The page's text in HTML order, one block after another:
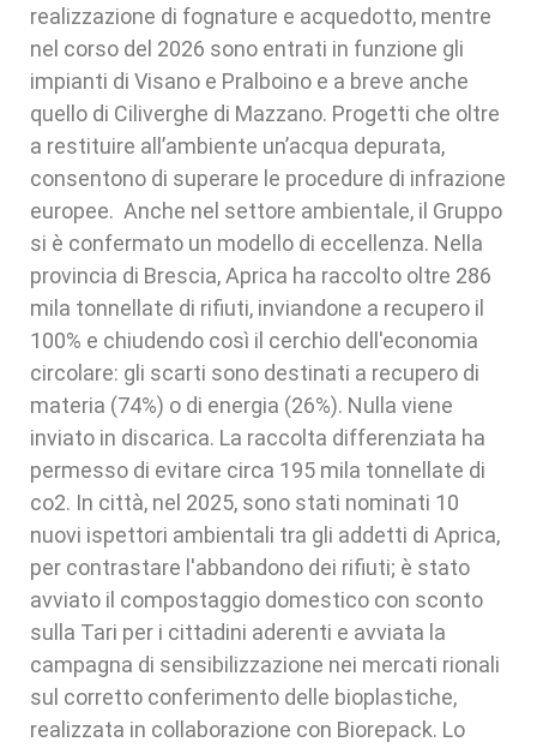
realizzazione di fognature e acquedotto, mentre
nel corso del 2026 sono entrati in funzione gli
impianti di Visano e Pralboino e a breve anche
quello di Ciliverghe di Mazzano. Progetti che oltre
a restituire all’ambiente un’acqua depurata,
consentono di superare le procedure di infrazione
europee. Anche nel settore ambientale, il Gruppo
si è confermato un modello di eccellenza. Nella
provincia di Brescia, Aprica ha raccolto oltre 286
mila tonnellate di rifiuti, inviandone a recupero il
100% e chiudendo così il cerchio dell'economia
circolare: gli scarti sono destinati a recupero di
materia (74%) o di energia (26%). Nulla viene
inviato in discarica. La raccolta differenziata ha
permesso di evitare circa 195 mila tonnellate di
co2. In città, nel 2025, sono stati nominati 10
nuovi ispettori ambientali tra gli addetti di Aprica,
per contrastare l'abbandono dei rifiuti; è stato
avviato il compostaggio domestico con sconto
sulla Tari per i cittadini aderenti e avviata la
campagna di sensibilizzazione nei mercati rionali
sul corretto conferimento delle bioplastiche,
realizzata in collaborazione con Biorepack. Lo